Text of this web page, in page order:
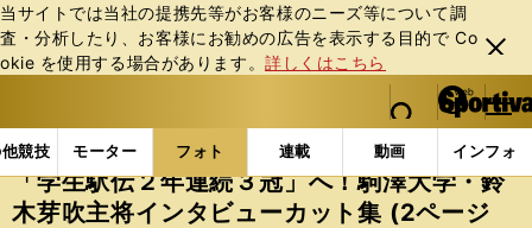
当サイトでは当社の提携先等がお客様のニーズ等について調
査・分析したり、お客様にお勧めの広告を表⽰する⽬的で Co
okie を使⽤する場合があります。詳しくはこちら
閉じ
る
web Sportiva (webスポルティーバ)
検索
マイペ
ー
ジ
メニュ
競技 モーター フォト 連載 動画 インフォ
b
ス
ポ
ル
フォトギャラリー 「学生駅伝２年連続３冠」へ！駒
「学生駅伝２年連続３冠」へ！駒澤大学・鈴
木芽吹主将インタビューカット集 (2ページ